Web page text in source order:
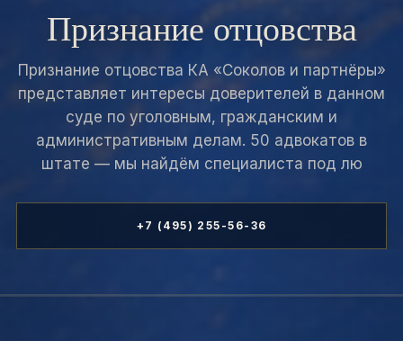
Признание отцовства
Признание отцовства КА «Соколов и партнёры»
представляет интересы доверителей в данном
суде по уголовным, гражданским и
административным делам. 50 адвокатов в
штате — мы найдём специалиста под лю
+7 (495) 255-56-36